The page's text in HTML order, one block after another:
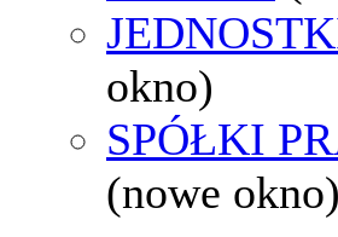
okno)
SPÓŁKI
(nowe okno)